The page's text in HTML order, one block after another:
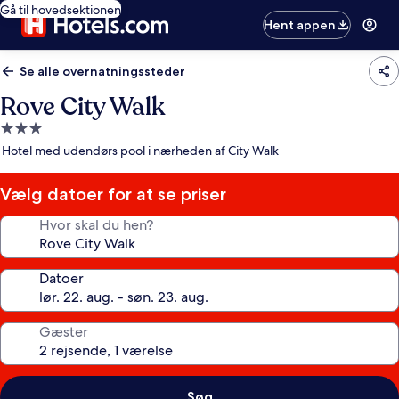
Gå til hovedsektionen
Hent appen
Se alle overnatningssteder
Rove City Walk
3.0-
stjernet
Hotel med udendørs pool i nærheden af City Walk
Vælg datoer for at se priser
Hvor skal du hen?
Datoer
Gæster